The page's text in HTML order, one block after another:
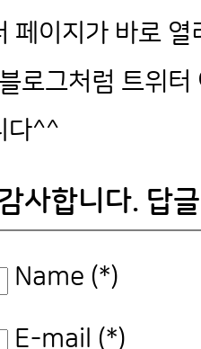
페이지가 바로 열
로그처럼 트위
다^^
사합니다. 답
Name (*)
E-mail (*)